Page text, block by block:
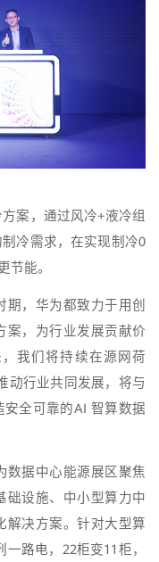
案，通过风冷+液冷组
冷需求，在实现制冷0
节能。
，华为都致力于用创
案，为行业发展贡献价
我们将持续在源网荷
动行业共同发展，将与
全可靠的AI 智算数据
数据中心能源展区聚焦
础设施、中小型算力中
解决方案。针对大型算
路电，22柜变11柜，